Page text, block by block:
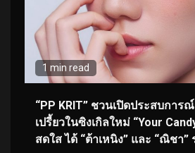
1 min read
“PP KRIT” ชวนเปิดประสบกา
เปรี้ยวในซิงเกิลใหม่ “Your
สดใส ได้ “ต้าเหนิง” และ “ณิชา”